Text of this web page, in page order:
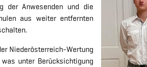
der Anwesenden und die
aus weiter entfernten
Niederösterreich-Wertung
unter Berücksichtigung